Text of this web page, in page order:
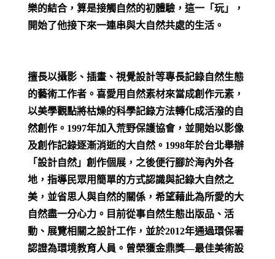
樂的結合，算是接觸自然的初體驗，這一「玩」，
開始了他接下來一連串與大自然共處的生活。
擅長以攝影、插畫、視覺設計等專長記錄自然生態
的藝術工作者。喜愛用自然素材來當成創作元素，
以美學觀點將枯燥的科學記錄方法轉化成活潑的自
然創作。1997年加入荒野保護協會，並開始以影像
及創作記錄逐漸消逝的大自然。1998年於台北舉辦
「設計自然」創作個展，之後便行腳於海內外各
地，指導民眾用簡單的方式認識與記錄大自然之
美，並省思人與自然的關係，希望藉此為所愛的大
自然盡一分心力。目前從事自然生態出版品、活
動、展覽相關之設計工作，並於2012年通過環保署
認證為環境教育人員。曾榮獲金鼎獎—最佳美術設